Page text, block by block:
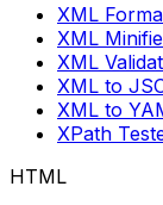
XML
XML
XML
XML to
XML to
XPath
HTML